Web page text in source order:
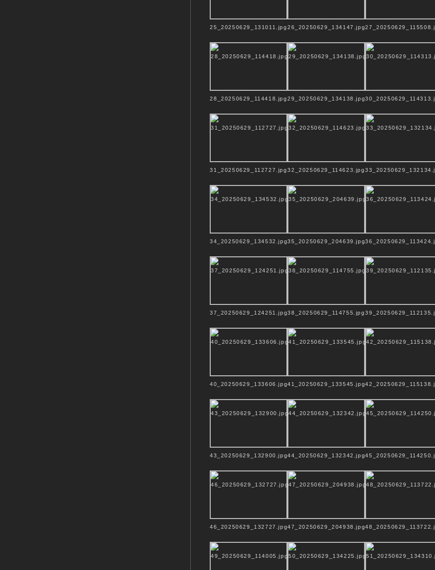
Der Raum der Stille ist das Verbindende aller Religionen.
In den Blütenkelchen sehe ich assoziativ die Struktur von
einen Raum der Stille repräsentieren.
Die STILLE finden wir nur im weiten, grenzenlosen Raum, der von
In dem Sinne sind die verschiedenen Ausdrucksformen der religiösen
noch ein Instrument der Trennung, der Unterschiede.
Das ist so wie der Blaue Himmel, der nichts weiß von den Wolken –
Glaubenssymbole
25_20250629_131011.jpg26_20250629_134147.jpg
28_20250629_114418.jpg29_20250629_134138.jpg
31_20250629_112727.jpg32_20250629_114623.jpg
34_20250629_134532.jpg35_20250629_204639.jpg
37_20250629_124251.jpg38_20250629_114755.jpg
40_20250629_133606.jpg41_20250629_133545.jpg
43_20250629_132900.jpg44_20250629_132342.jpg
46_20250629_132727.jpg47_20250629_204938.jpg